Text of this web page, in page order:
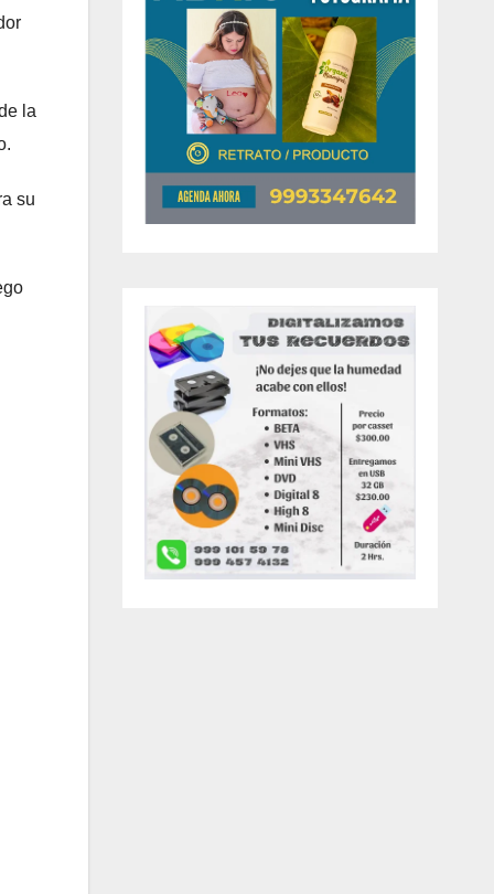
la
su